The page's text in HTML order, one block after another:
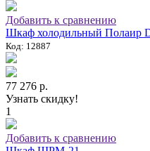
Добавить к сравнению
Шкаф холодильный Полаир
Код: 12887
77 276 р.
Узнать скидку!
1
Добавить к сравнению